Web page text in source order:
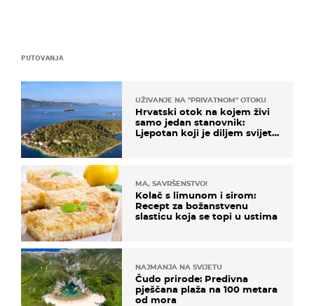
PUTOVANJA
UŽIVANJE NA "PRIVATNOM" OTOKU
Hrvatski otok na kojem živi
samo jedan stanovnik:
Ljepotan koji je diljem svijeta
MA, SAVRŠENSTVO!
Kolač s limunom i sirom:
Recept za božanstvenu
slasticu koja se topi u ustima
NAJMANJA NA SVIJETU
Čudo prirode: Predivna
pješčana plaža na 100 metara
od mora